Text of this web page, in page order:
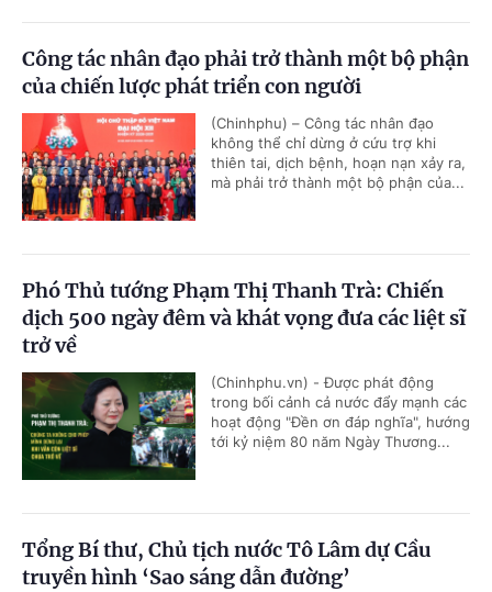
Công tác nhân đạo phải trở thành một bộ phận
của chiến lược phát triển con người
(Chinhphu) – Công tác nhân đạo
không thể chỉ dừng ở cứu trợ khi
thiên tai, dịch bệnh, hoạn nạn xảy ra,
mà phải trở thành một bộ phận của...
Phó Thủ tướng Phạm Thị Thanh Trà: Chiến
dịch 500 ngày đêm và khát vọng đưa các liệt sĩ
trở về
(Chinhphu.vn) - Được phát động
trong bối cảnh cả nước đẩy mạnh các
hoạt động "Đền ơn đáp nghĩa", hướng
tới kỷ niệm 80 năm Ngày Thương...
Tổng Bí thư, Chủ tịch nước Tô Lâm dự Cầu
truyền hình ‘Sao sáng dẫn đường’